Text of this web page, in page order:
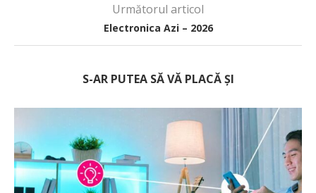
Următorul articol
Electronica Azi – 2026
S-AR PUTEA SĂ VĂ PLACĂ ȘI